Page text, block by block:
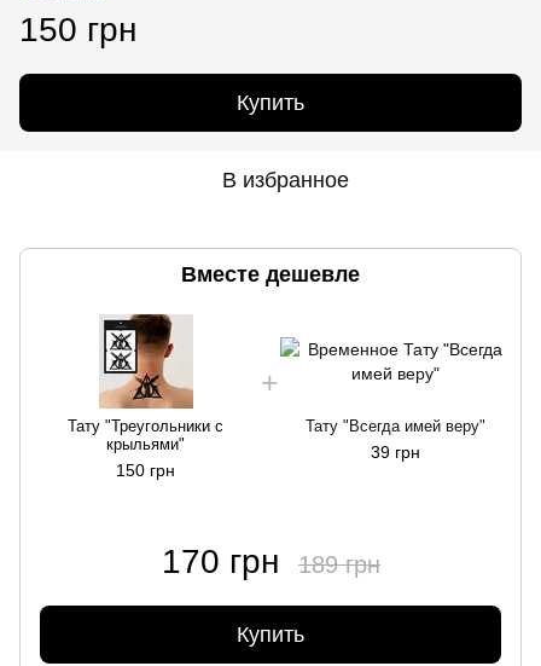
150 грн
Купить
В избранное
Вместе дешевле
Тату "Треугольники с
крыльями"
150 грн
Тату "Всегда имей веру"
39 грн
170 грн 189 грн
Купить